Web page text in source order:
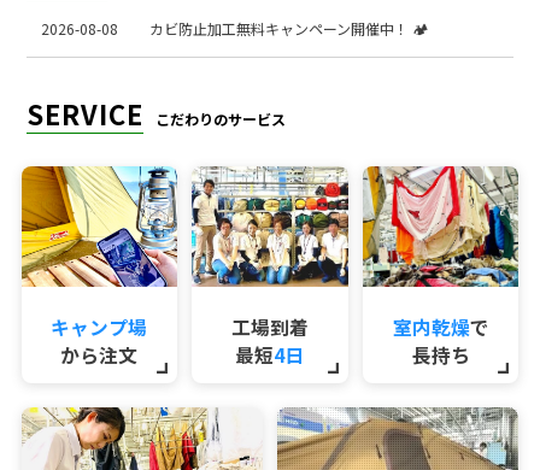
2026-08-08 カビ防止加工無料キャンペーン開催中！ 🏕️
SERVICE こだわりのサービス
キャンプ場
から注文
工場到着
最短4日
室内乾燥で
長持ち